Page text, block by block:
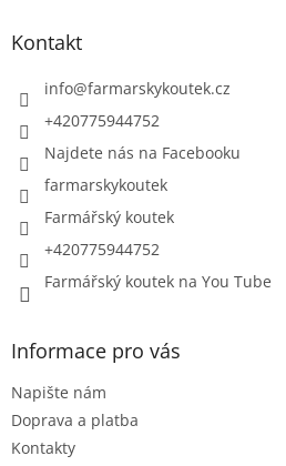
Kontakt
info@farmarskykoutek.cz
+420775944752
Najdete nás na Facebooku
farmarskykoutek
Farmářský koutek
+420775944752
Farmářský koutek na You Tube
Informace pro vás
Napište nám
Doprava a platba
Kontakty